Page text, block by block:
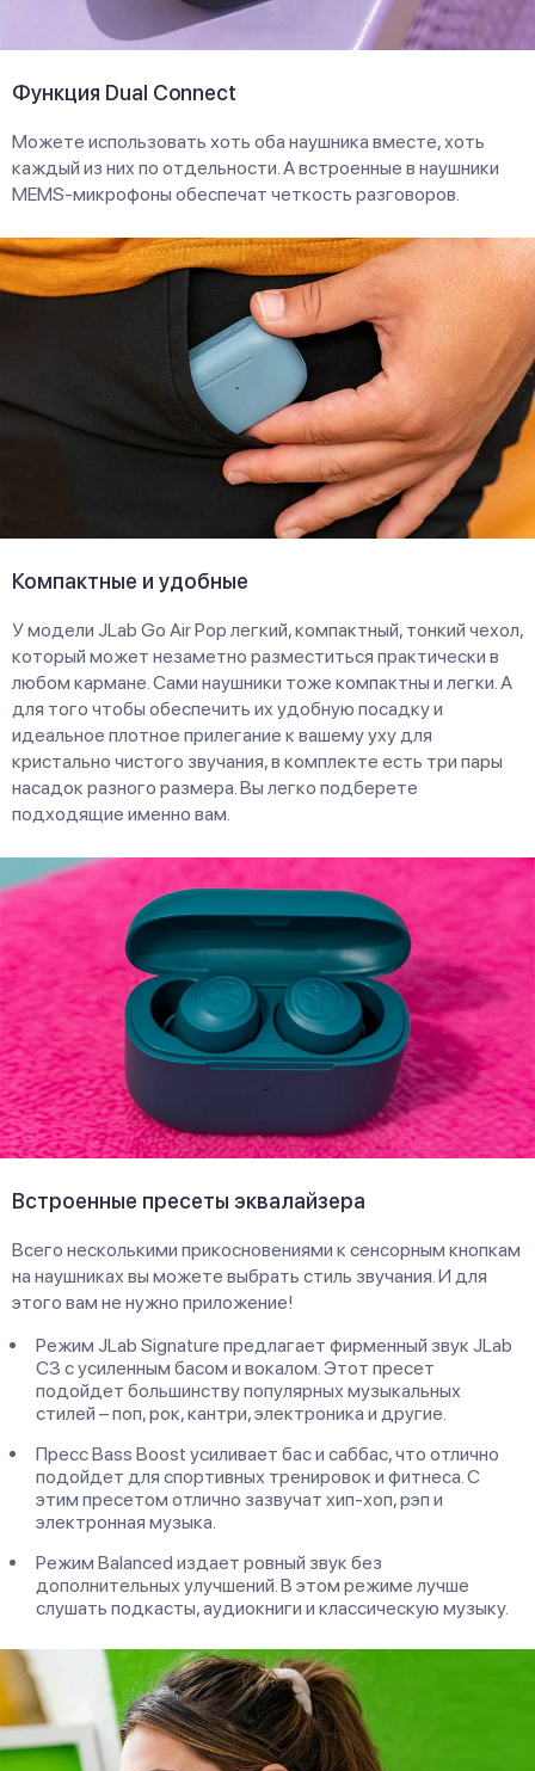
Функция Dual Connect
Можете использовать хоть оба наушника вместе, хоть
каждый из них по отдельности. А встроенные в наушники
MEMS-микрофоны обеспечат четкость разговоров.
Компактные и удобные
У модели JLab Go Air Pop легкий, компактный, тонкий чехол,
который может незаметно разместиться практически в
любом кармане. Сами наушники тоже компактны и легки. А
для того чтобы обеспечить их удобную посадку и
идеальное плотное прилегание к вашему уху для
кристально чистого звучания, в комплекте есть три пары
насадок разного размера. Вы легко подберете
подходящие именно вам.
Встроенные пресеты эквалайзера
Всего несколькими прикосновениями к сенсорным кнопкам
на наушниках вы можете выбрать стиль звучания. И для
этого вам не нужно приложение!
Режим JLab Signature предлагает фирменный звук JLab
C3 с усиленным басом и вокалом. Этот пресет
подойдет большинству популярных музыкальных
стилей – поп, рок, кантри, электроника и другие.
Пресс Bass Boost усиливает бас и саббас, что отлично
подойдет для спортивных тренировок и фитнеса. С
этим пресетом отлично зазвучат хип-хоп, рэп и
электронная музыка.
Режим Balanced издает ровный звук без
дополнительных улучшений. В этом режиме лучше
слушать подкасты, аудиокниги и классическую музыку.